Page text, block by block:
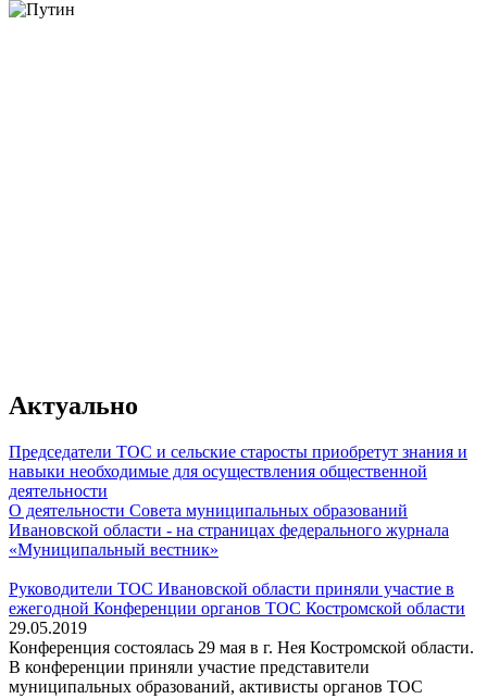
Владимир Путин
Актуально
Председатели ТОС и сельские старосты приобретут знания и
навыки необходимые для осуществления общественной
деятельности
О деятельности Совета муниципальных образований
Ивановской области - на страницах федерального журнала
«Муниципальный вестник»
Руководители ТОС Ивановской области приняли участие в
ежегодной Конференции органов ТОС Костромской области
29.05.2019
Конференция состоялась 29 мая в г. Нея Костромской области.
В конференции приняли участие представители
муниципальных образований, активисты органов ТОС